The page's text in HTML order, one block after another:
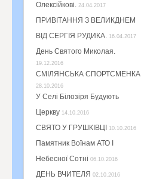
Олексійкові. 24.04.2017
ПРИВІТАННЯ З ВЕЛИКДНЕМ
ВІД СЕРГІЯ РУДИКА. 16.04.2017
День Святого Миколая.
19.12.2016
СМІЛЯНСЬКА СПОРТСМЕНКА
28.10.2016
У Селі Білозіря Будують
Церкву 14.10.2016
СВЯТО У ГРУШКІВЦІ 10.10.2016
Памятник Воїнам АТО І
Небесної Сотні 06.10.2016
ДЕНЬ ВЧИТЕЛЯ 02.10.2016